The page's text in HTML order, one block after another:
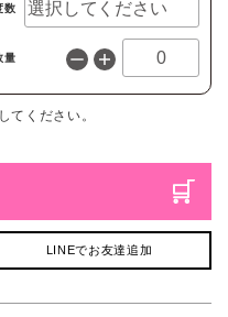
数
量
てください。
LINEでお友達追加